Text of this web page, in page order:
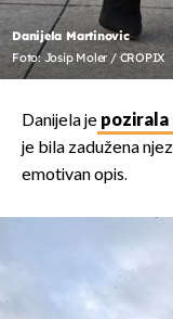
Danijela Martinovic
Foto: Josip Moler / CROPIX
Danijela je pozirala
je bila zadužena
emotivan opis.